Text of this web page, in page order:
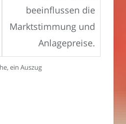
beeinflussen die
Marktstimmung und
Anlagepreise.
ein Auszug